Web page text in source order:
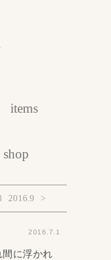
items
shop
2016.9 >
2016.7.1
間に浮かれ